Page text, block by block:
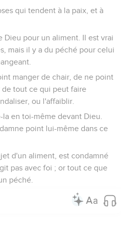
qui tendent à la paix, et à
Dieu pour un aliment. Il est vrai
mais il y a du péché pour celui
manger de chair, de ne point
tout ce qui peut faire
ou l'affaiblir.
en toi-même devant Dieu.
point lui-même dans ce
d'un aliment, est condamné
pas avec foi ; or tout ce que
péché.